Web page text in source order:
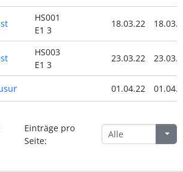
HS001
E1 3
18.03.22
HS003
E1 3
23.03.22
01.04.22
Einträge pro
Seite: